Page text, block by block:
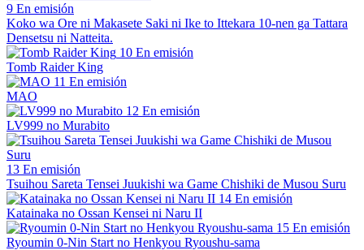
9 En emisión
Koko wa Ore ni Makasete Saki ni Ike to Ittekara 10-nen ga Tattara
Densetsu ni Natteita.
10 En emisión
Tomb Raider King
11 En emisión
MAO
12 En emisión
LV999 no Murabito
13 En emisión
Tsuihou Sareta Tensei Juukishi wa Game Chishiki de Musou Suru
14 En emisión
Katainaka no Ossan Kensei ni Naru II
15 En emisión
Ryoumin 0-Nin Start no Henkyou Ryoushu-sama